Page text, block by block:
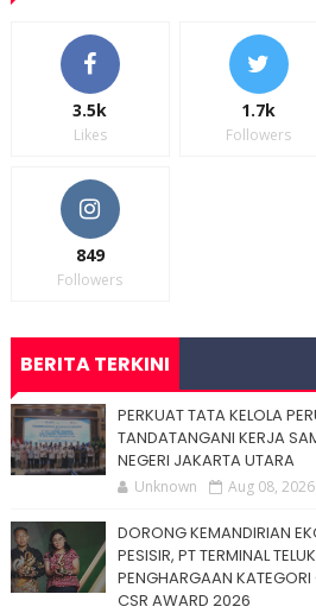
3.5k
Likes
1.7k
Followers
849
Followers
BERITA TERKINI
PERKUAT TATA KELOLA
TANDATANGANI KERJA
NEGERI JAKARTA UTARA
Unknown Aug 08, 2026
DORONG KEMANDIRIAN
PESISIR, PT TERMINAL
PENGHARGAAN
CSR AWARD 2026